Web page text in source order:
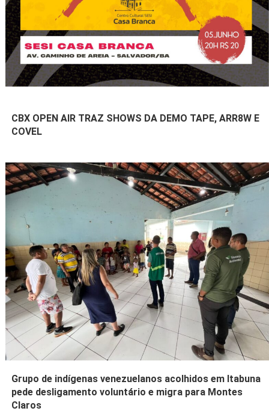
CBX OPEN AIR TRAZ SHOWS DA DEMO TAPE, ARR8W E
COVEL
Grupo de indígenas venezuelanos acolhidos em Itabuna
pede desligamento voluntário e migra para Montes
Claros